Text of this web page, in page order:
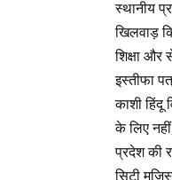
स्थानीय
खिलवाड़
शिक्षा और
इस्तीफा
काशी हिंदू
के लिए
प्रदेश की
सिटी